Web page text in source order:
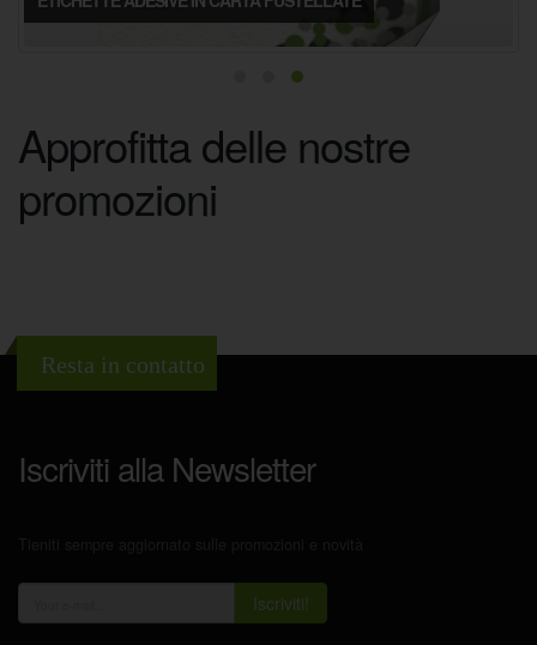
Approfitta delle nostre
promozioni
Resta in contatto
Iscriviti alla Newsletter
Iscriviti!